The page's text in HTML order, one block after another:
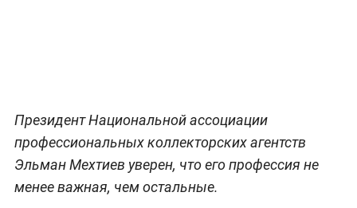
Президент Национальной ассоциации
профессиональных коллекторских агентств
Эльман Мехтиев уверен, что его профессия не
менее важная, чем остальные.